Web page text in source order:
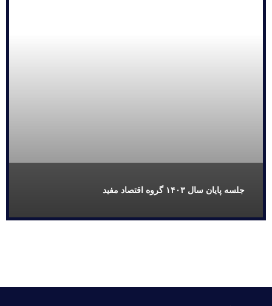
جلسه پایان سال ۱۴۰۳ گروه اقتصاد مفید